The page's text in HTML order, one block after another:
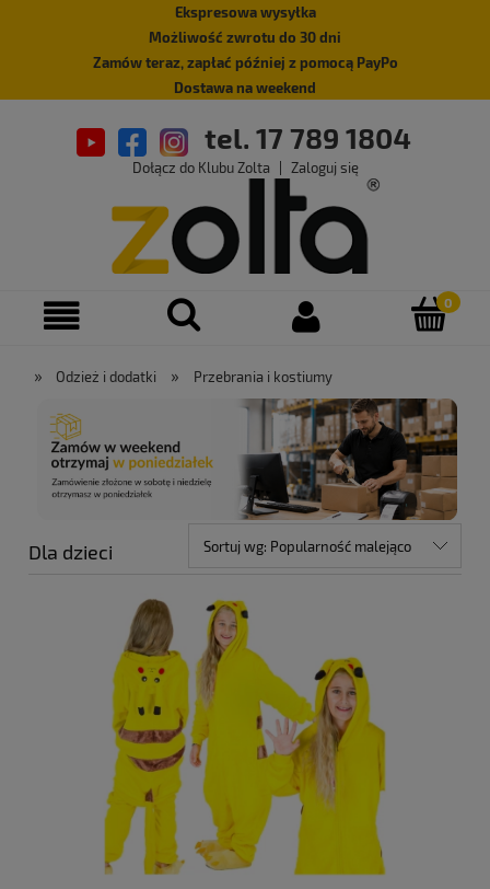
Ekspresowa wysyłka
Możliwość zwrotu do 30 dni
Zamów teraz, zapłać później z pomocą PayPo
Dostawa na weekend
tel. 17 789 1804
Dołącz do Klubu Zolta Zaloguj się
» Odzież i dodatki » Przebrania i kostiumy
Dla dzieci Sortuj wg: Popularność malejąco